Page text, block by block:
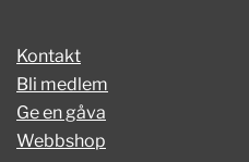
Kontakt
Bli medlem
Ge en gåva
Webbshop